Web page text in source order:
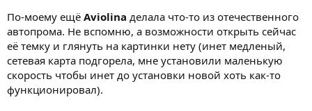
По-моему ещё Aviolina делала что-то из отечественного
автопрома. Не вспомню, а возможности открыть сейчас
её темку и глянуть на картинки нету (инет медленый,
сетевая карта подгорела, мне установили маленькую
скорость чтобы инет до установки новой хоть как-то
функционировал).